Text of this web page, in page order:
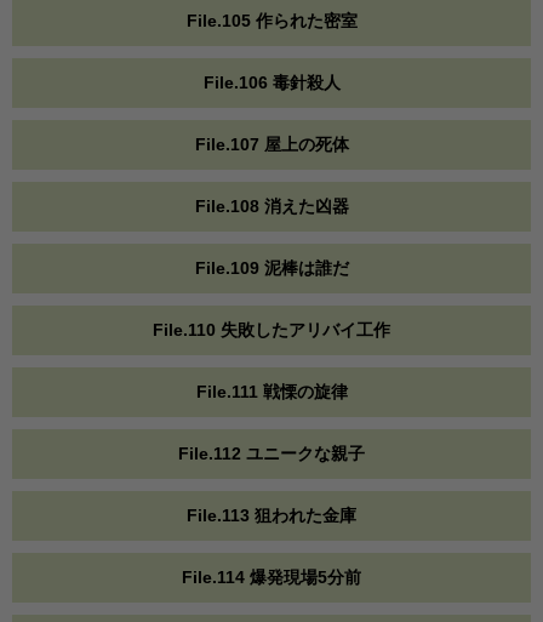
File.105 作られた密室
File.106 毒針殺人
File.107 屋上の死体
File.108 消えた凶器
File.109 泥棒は誰だ
File.110 失敗したアリバイ工作
File.111 戦慄の旋律
File.112 ユニークな親子
File.113 狙われた金庫
File.114 爆発現場5分前